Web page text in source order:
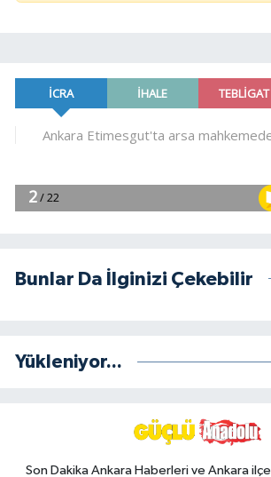
Bunlar Da İlginizi Çekebilir
Yükleniyor...
Son Dakika Ankara Haberleri ve Ankara